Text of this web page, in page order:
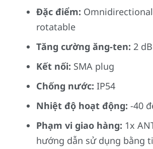
Đặc điểm:
rotatable
Tăng cường ăng-ten: 2
Kết nối: SMA plug
Chống nước: IP54
Nhiệt độ hoạt động: -40
Phạm vi giao hàng: 1x
hướng dẫn sử dụng bằng